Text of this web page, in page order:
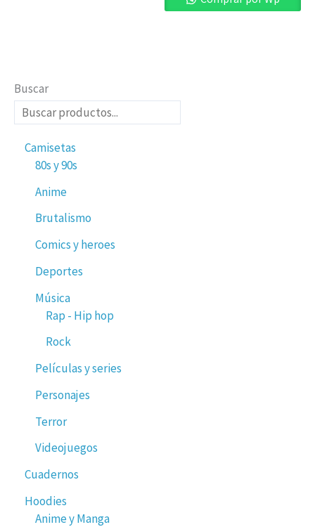
Buscar
Camisetas
80s y 90s
Anime
Brutalismo
Comics y heroes
Deportes
Música
Rap - Hip hop
Rock
Películas y series
Personajes
Terror
Videojuegos
Cuadernos
Hoodies
Anime y Manga